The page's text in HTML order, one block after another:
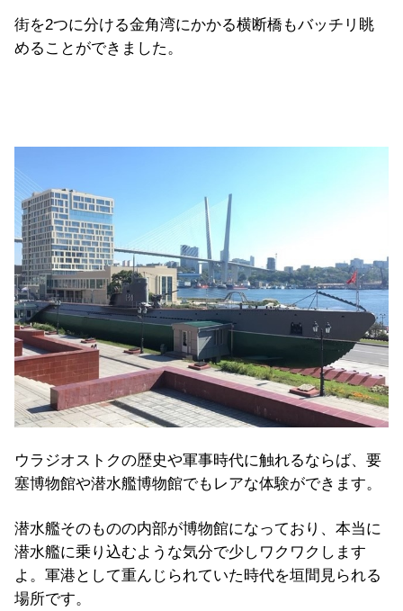
街を2つに分ける金角湾にかかる横断橋もバッチリ眺
めることができました。
ウラジオストクの歴史や軍事時代に触れるならば、要
塞博物館や潜水艦博物館でもレアな体験ができます。
潜水艦そのものの内部が博物館になっており、本当に
潜水艦に乗り込むような気分で少しワクワクします
よ。軍港として重んじられていた時代を垣間見られる
場所です。